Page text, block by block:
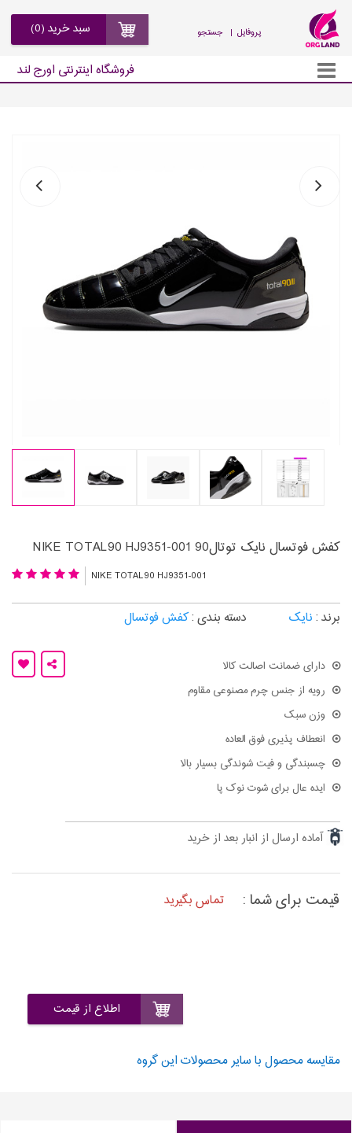
جستجو | پروفایل
فروشگاه اینترنتی اورج لند
سبد خرید (0)
کفش فوتسال نایک توتال90 NIKE TOTAL90 HJ9351-001
NIKE TOTAL90 HJ9351-001
برند : نایک دسته بندی :کفش فوتسال
دارای ضمانت اصالت کالا
رویه از جنس چرم مصنوعی مقاوم
وزن سبک
انعطاف پذیری فوق العاده
چسبندگی و فیت شوندگی بسیار بالا
ایده عال برای شوت نوک پا
آماده ارسال از انبار بعد از خرید
قیمت برای شما : تماس بگیرید
اطلاع از قیمت
مقایسه محصول با سایر محصولات این گروه